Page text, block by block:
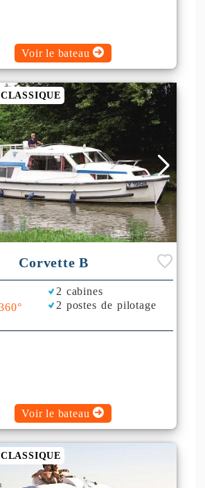
Voir le bateau
CLASSIQUE
Corvette B
2 cabines
2 postes de pilotage
Voir le bateau
CLASSIQUE